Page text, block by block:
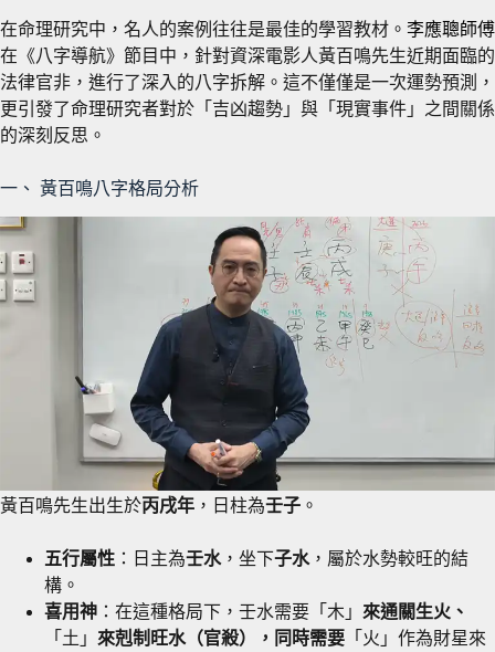
在命理研究中，名人的案例往往是最佳的學習教材。 李應聰師傅
在《八字導航》節目中，針對資深電影人黃百鳴先生近期面臨的
法律官非，進行了深入的八字拆解。這不僅僅是一次運勢預測，
更引發了命理研究者對於「吉凶趨勢」與「現實事件」之間關係
的深刻反思。
一、 黃百鳴八字格局分析
黃百鳴先生出生於丙戌年 ，日柱為壬子 。
五行屬性 ：日主為壬水，坐下子水，屬於水勢較旺的結
構。
喜用神 ：在這種格局下，壬水需要「木」 來通關生火、
「土」 來剋制旺水（官殺），同時需要 「火」作為財星來